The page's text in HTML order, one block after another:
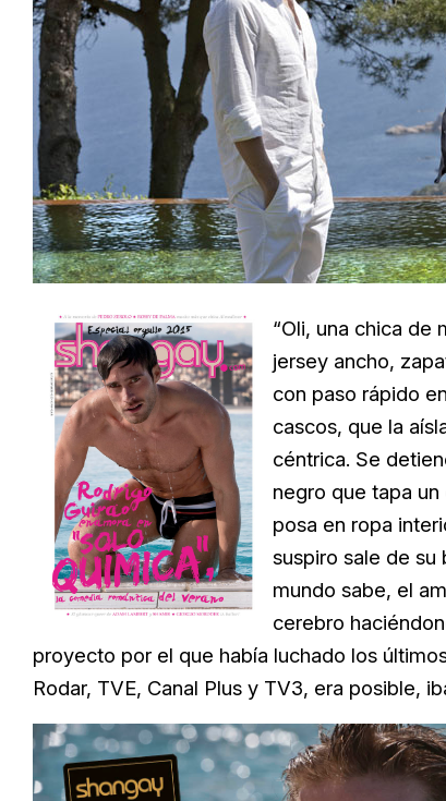
“Oli, una chica de
jersey ancho,
con paso rápido
cascos, que la
céntrica. Se
negro que tapa
posa en ropa
suspiro sale de su
mundo sabe, el
cerebro
proyecto por el que había luchado los
Rodar, TVE, Canal Plus y TV3, era posible,